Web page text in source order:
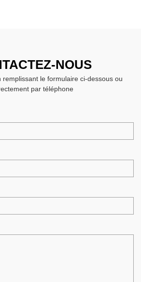
NOUS
remplissant le formulaire ci-dessous ou
par téléphone